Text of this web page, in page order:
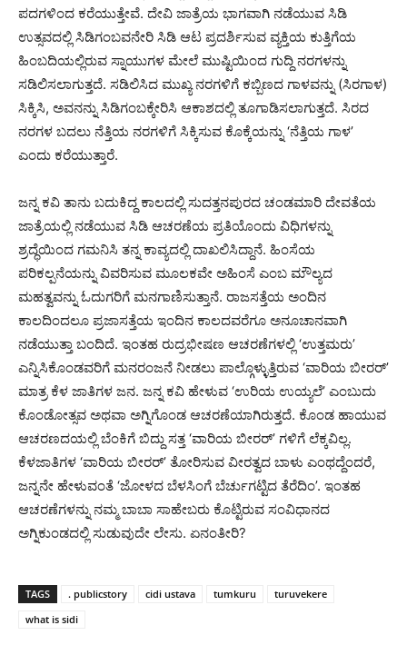
ಪದಗಳಿಂದ ಕರೆಯುತ್ತೇವೆ. ದೇವಿ ಜಾತ್ರೆಯ ಭಾಗವಾಗಿ ನಡೆಯುವ ಸಿಡಿ
ಉತ್ಸವದಲ್ಲಿ ಸಿಡಿಗಂಬವನೇರಿ ಸಿಡಿ ಆಟ ಪ್ರದರ್ಶಿಸುವ ವ್ಯಕ್ತಿಯ ಕುತ್ತಿಗೆಯ
ಹಿಂಬದಿಯಲ್ಲಿರುವ ಸ್ನಾಯುಗಳ ಮೇಲೆ ಮುಷ್ಟಿಯಿಂದ ಗುದ್ದಿ ನರಗಳನ್ನು
ಸಡಿಲಿಸಲಾಗುತ್ತದೆ. ಸಡಿಲಿಸಿದ ಮುಖ್ಯ ನರಗಳಿಗೆ ಕಬ್ಬಿಣದ ಗಾಳವನ್ನು (ಸಿರಗಾಳ)
ಸಿಕ್ಕಿಸಿ, ಅವನನ್ನು ಸಿಡಿಗಂಬಕ್ಕೇರಿಸಿ ಆಕಾಶದಲ್ಲಿ ತೂಗಾಡಿಸಲಾಗುತ್ತದೆ. ಸಿರದ
ನರಗಳ ಬದಲು ನೆತ್ತಿಯ ನರಗಳಿಗೆ ಸಿಕ್ಕಿಸುವ ಕೊಕ್ಕೆಯನ್ನು ‘ನೆತ್ತಿಯ ಗಾಳ’
ಎಂದು ಕರೆಯುತ್ತಾರೆ.
ಜನ್ನ ಕವಿ ತಾನು ಬದುಕಿದ್ದ ಕಾಲದಲ್ಲಿ ಸುದತ್ತನಪುರದ ಚಂಡಮಾರಿ ದೇವತೆಯ
ಜಾತ್ರೆಯಲ್ಲಿ ನಡೆಯುವ ಸಿಡಿ ಆಚರಣೆಯ ಪ್ರತಿಯೊಂದು ವಿಧಿಗಳನ್ನು
ಶ್ರದ್ಧೆಯಿಂದ ಗಮನಿಸಿ ತನ್ನ ಕಾವ್ಯದಲ್ಲಿ ದಾಖಲಿಸಿದ್ದಾನೆ. ಹಿಂಸೆಯ
ಪರಿಕಲ್ಪನೆಯನ್ನು ವಿವರಿಸುವ ಮೂಲಕವೇ ಅಹಿಂಸೆ ಎಂಬ ಮೌಲ್ಯದ
ಮಹತ್ವವನ್ನು ಓದುಗರಿಗೆ ಮನಗಾಣಿಸುತ್ತಾನೆ. ರಾಜಸತ್ತೆಯ ಅಂದಿನ
ಕಾಲದಿಂದಲೂ ಪ್ರಜಾಸತ್ತೆಯ ಇಂದಿನ ಕಾಲದವರೆಗೂ ಅನೂಚಾನವಾಗಿ
ನಡೆಯುತ್ತಾ ಬಂದಿದೆ. ಇಂತಹ ರುದ್ರಭೀಷಣ ಆಚರಣೆಗಳಲ್ಲಿ ‘ಉತ್ತಮರು’
ಎನ್ನಿಸಿಕೊಂಡವರಿಗೆ ಮನರಂಜನೆ ನೀಡಲು ಪಾಲ್ಗೊಳ್ಳುತ್ತಿರುವ ‘ವಾರಿಯ ಬೀರರ್’
ಮಾತ್ರ ಕೆಳ ಜಾತಿಗಳ ಜನ. ಜನ್ನ ಕವಿ ಹೇಳುವ ‘ಉರಿಯ ಉಯ್ಯಲೆ’ ಎಂಬುದು
ಕೊಂಡೋತ್ಸವ ಅಥವಾ ಅಗ್ನಿಗೊಂಡ ಆಚರಣೆಯಾಗಿರುತ್ತದೆ. ಕೊಂಡ ಹಾಯುವ
ಆಚರಣದಯಲ್ಲಿ ಬೆಂಕಿಗೆ ಬಿದ್ದು ಸತ್ತ ‘ವಾರಿಯ ಬೀರರ್’ ಗಳಿಗೆ ಲೆಕ್ಕವಿಲ್ಲ.
ಕೆಳಜಾತಿಗಳ ‘ವಾರಿಯ ಬೀರರ್’ ತೋರಿಸುವ ವೀರತ್ವದ ಬಾಳು ಎಂಥದ್ದೆಂದರೆ,
ಜನ್ನನೇ ಹೇಳುವಂತೆ ‘ಜೋಳದ ಬೆಳಸಿಂಗೆ ಬೆರ್ಚುಗಟ್ಟಿದ ತೆರೆದಿಂ’. ಇಂತಹ
ಆಚರಣೆಗಳನ್ನು ನಮ್ಮ ಬಾಬಾ ಸಾಹೇಬರು ಕೊಟ್ಟಿರುವ ಸಂವಿಧಾನದ
ಅಗ್ನಿಕುಂಡದಲ್ಲಿ ಸುಡುವುದೇ ಲೇಸು. ಏನಂತೀರಿ?
TAGS . publicstory cidi ustava tumkuru
turuvekere
what is sidi